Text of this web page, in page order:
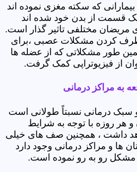
که سکته مغزی نموده اند
قسمت از بدن خود شده اند
مریضان مختلفی تاثیر گذار است.
کردن مشکلات عصبی ،برای
طور مشکلاتی که از عضله ها
از فیزیوتراپی کمک گرفت.
به مراکز درمانی
سبک درمانی نسبتاً طولانی است
هر روزه با توجه به شرایط
داشت ، همچنین صف های خیلی
ها و مراکز درمانی وجود دارد
مشکل رو به رو نموده است.